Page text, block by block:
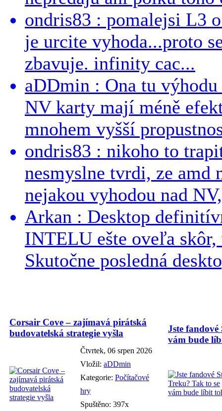
ondris83 : pomalejsi L3
je urcite vyhoda...proto
zbavuje. infinity cac...
aDDmin : Ona tu
NV karty mají méně
mnohem vyšší
ondris83 : nikoho to
nesmyslne tvrdi, ze
nejakou vyhodou nad
Arkan : Desktop
INTELU ešte oveľa
Skutočne posledná
Corsair Cove – zajímavá pirátská
budovatelská strategie vyšla
Čtvrtek, 06 srpen 2026
Vložil: aDDmin
Kategorie: Počítačové
hry
Spuštěno: 397x
Jste
vám bude